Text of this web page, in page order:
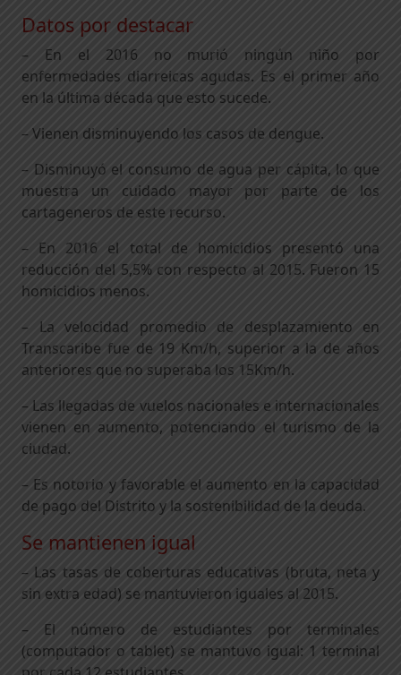
Datos por destacar
– En el 2016 no murió ningún niño por
enfermedades diarreicas agudas. Es el primer año
en la última década que esto sucede.
– Vienen disminuyendo los casos de dengue.
– Disminuyó el consumo de agua per cápita, lo que
muestra un cuidado mayor por parte de los
cartageneros de este recurso.
– En 2016 el total de homicidios presentó una
reducción del 5,5% con respecto al 2015. Fueron 15
homicidios menos.
– La velocidad promedio de desplazamiento en
Transcaribe fue de 19 Km/h, superior a la de años
anteriores que no superaba los 15Km/h.
– Las llegadas de vuelos nacionales e internacionales
vienen en aumento, potenciando el turismo de la
ciudad.
– Es notorio y favorable el aumento en la capacidad
de pago del Distrito y la sostenibilidad de la deuda.
Se mantienen igual
– Las tasas de coberturas educativas (bruta, neta y
sin extra edad) se mantuvieron iguales al 2015.
– El número de estudiantes por terminales
(computador o tablet) se mantuvo igual: 1 terminal